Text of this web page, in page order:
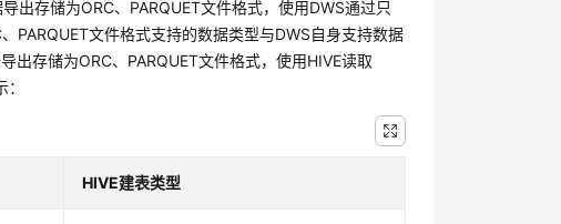
出存储为ORC、PARQUET文件格式，使用DWS通过只
PARQUET文件格式支持的数据类型与DWS自身支持数据
出存储为ORC、PARQUET文件格式，使用HIVE读取
：
HIVE建表类型